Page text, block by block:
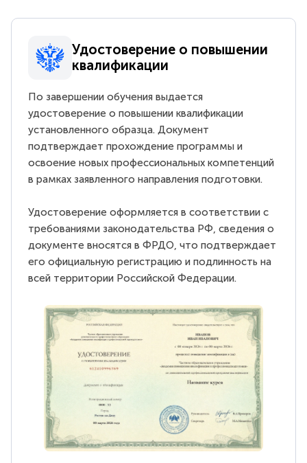
Удостоверение о повышении
квалификации
По завершении обучения выдается
удостоверение о повышении квалификации
установленного образца. Документ
подтверждает прохождение программы и
освоение новых профессиональных компетенций
в рамках заявленного направления подготовки.
Удостоверение оформляется в соответствии с
требованиями законодательства РФ, сведения о
документе вносятся в ФРДО, что подтверждает
его официальную регистрацию и подлинность на
всей территории Российской Федерации.